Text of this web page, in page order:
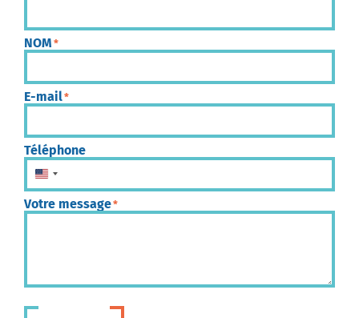
NOM *
E-mail*
Téléphone
États-Unis +1
Votre message*